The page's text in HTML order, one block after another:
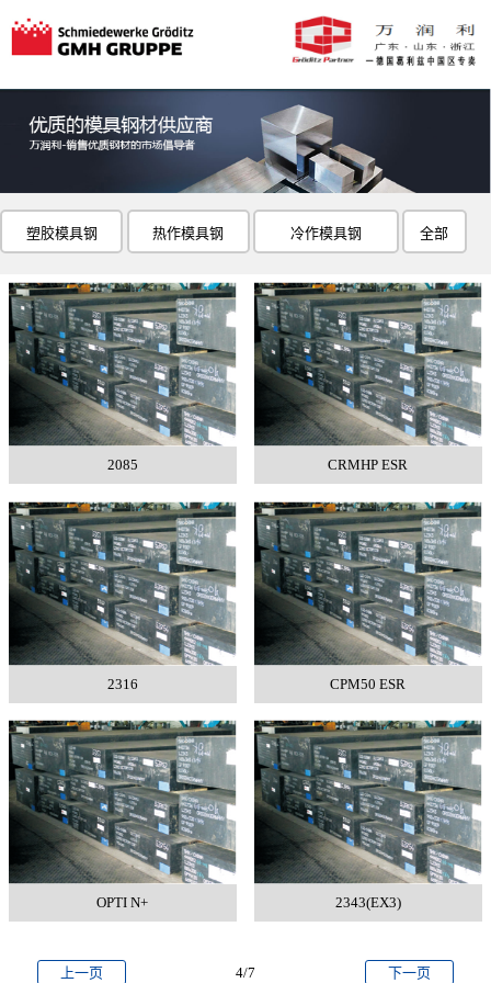
塑胶模具钢 热作模具钢 冷作模具钢 全部
2085 CRMHP ESR
2316 CPM50 ESR
OPTI N+ 2343(EX3)
上一页 4/7 下一页